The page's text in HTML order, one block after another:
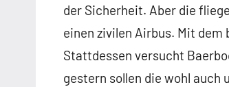
der Sicherheit. Aber die
einen zivilen Airbus. Mit
Stattdessen versucht
gestern sollen die wohl auch